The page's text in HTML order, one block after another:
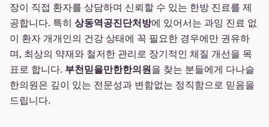
장이 직접 환자를 상담하며 신뢰할 수 있는 한방 진료를 제
공합니다. 특히 상동역공진단처방에 있어서는 과잉 진료 없
이 환자 개개인의 건강 상태에 꼭 필요한 경우에만 권유하
며, 최상의 약재와 철저한 관리로 장기적인 체질 개선을 목
표로 합니다. 부천믿을만한한의원을 찾는 분들에게 다나슬
한의원은 깊이 있는 전문성과 변함없는 정직함으로 믿음을
드립니다.